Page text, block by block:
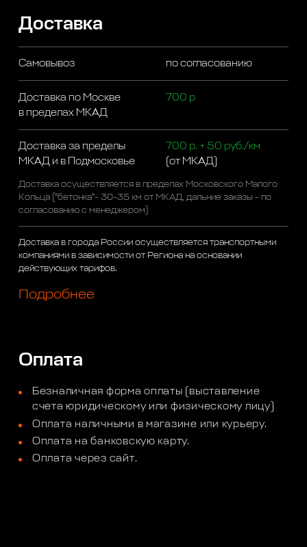
Доставка
Самовывоз по согласованию
Доставка по Москве
в пределах МКАД
700 р
Доставка за пределы
МКАД и в Подмосковье
700 р. + 50 руб./км
(от МКАД)
Доставка осуществляется в пределах Московского Малого
Кольца ("бетонка"- 30-35 км от МКАД, дальние заказы - по
согласованию с менеджером)
Доставка в города России осуществляется транспортными
компаниями в зависимости от Региона на основании
действующих тарифов.
Подробнее
Оплата
Безналичная форма оплаты (выставление
счета юридическому или физическому лицу)
Оплата наличными в магазине или курьеру.
Оплата на банковскую карту.
Оплата через сайт.